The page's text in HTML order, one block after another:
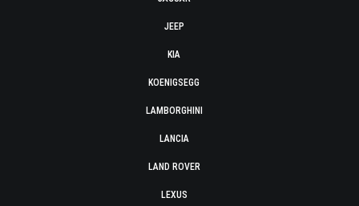
JEEP
KIA
KOENIGSEGG
LAMBORGHINI
LANCIA
LAND ROVER
LEXUS